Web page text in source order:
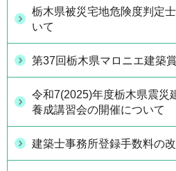
栃木県被災宅地危険度判定
いて
第37回栃木県マロニエ建築
令和7(2025)年度栃木県震災
養成講習会の開催について
建築士事務所登録手数料の